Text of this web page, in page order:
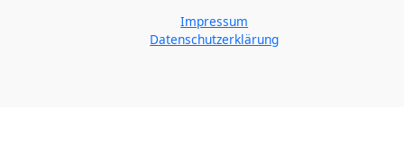
Impressum
Datenschutzerklärung